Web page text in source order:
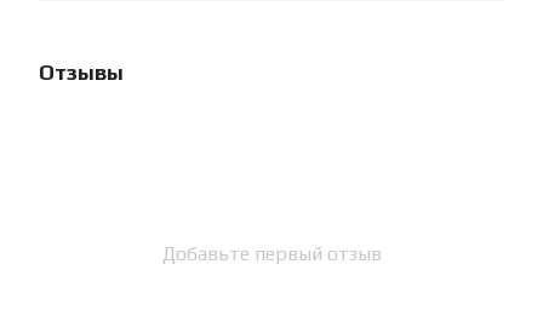
Отзывы
Добавьте первый отзыв